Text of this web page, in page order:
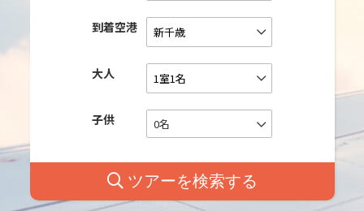
到着空港
大人
子供 0名